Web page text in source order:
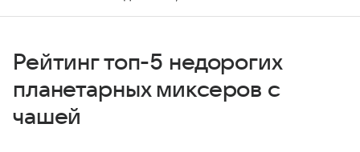
Рейтинг топ-5 недорогих
планетарных миксеров с
чашей